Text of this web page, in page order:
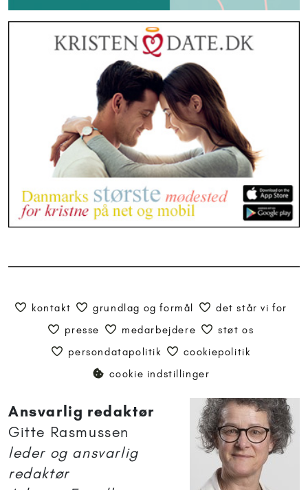
kontakt grundlag og formål
det står vi for
presse
medarbejdere
støt os
persondatapolitik
cookiepolitik
cookie indstillinger
Ansvarlig redaktør
Gitte Rasmussen
leder og ansvarlig
redaktør